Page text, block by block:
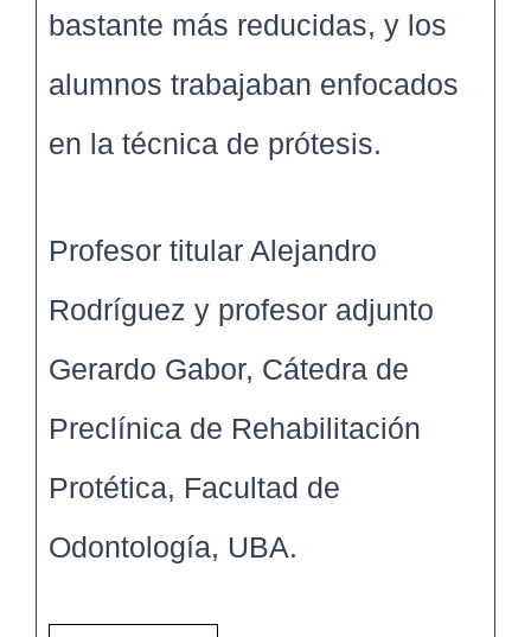
bastante más reducidas, y los
alumnos trabajaban enfocados
en la técnica de prótesis.
Profesor titular Alejandro
Rodríguez y profesor adjunto
Gerardo Gabor, Cátedra de
Preclínica de Rehabilitación
Protética, Facultad de
Odontología, UBA.